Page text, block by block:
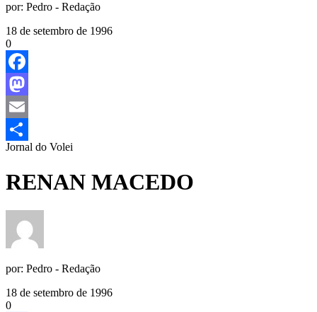
por: Pedro - Redação
18 de setembro de 1996
0
Facebook
Mastodon
Email
Share
Jornal do Volei
RENAN MACEDO
por: Pedro - Redação
18 de setembro de 1996
0